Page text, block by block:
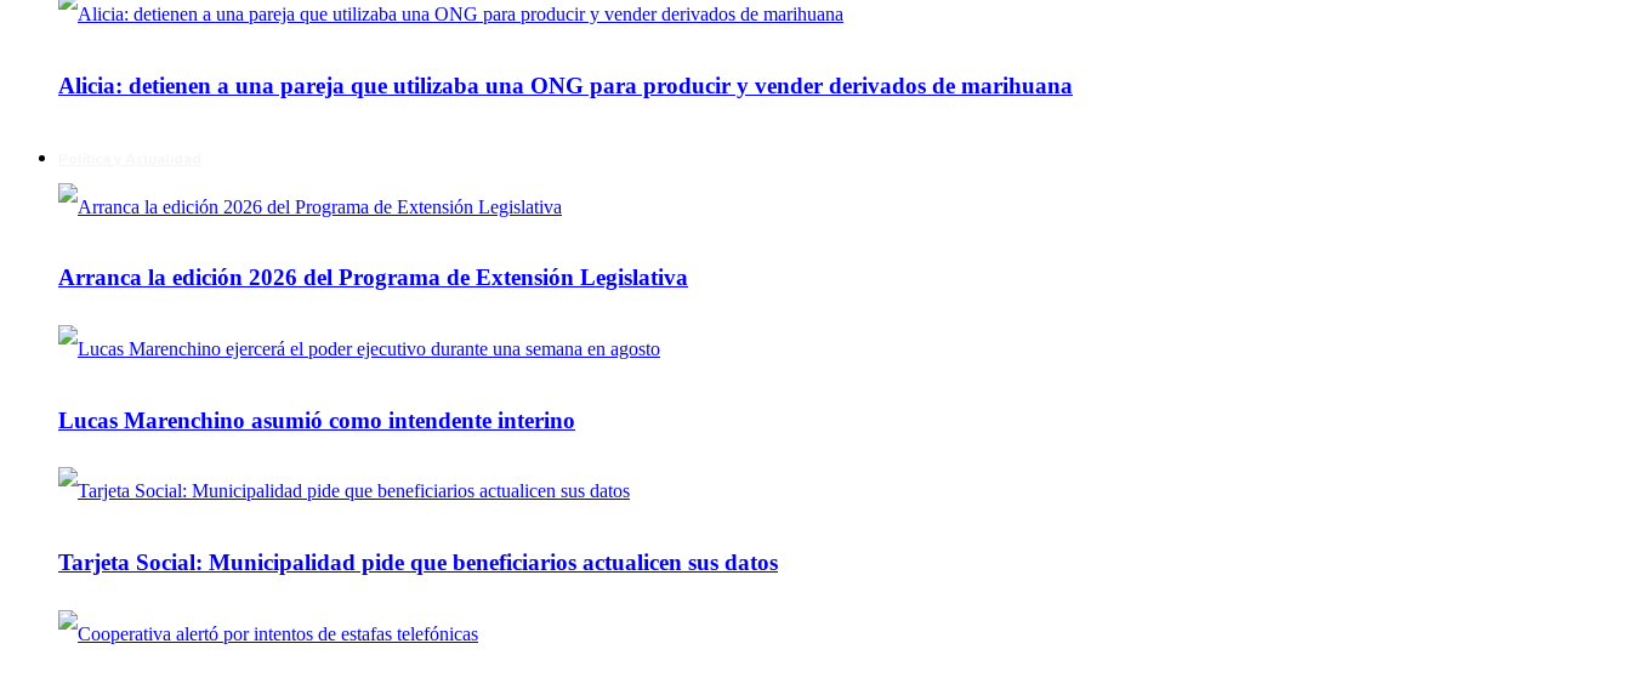
Alicia: detienen a una pareja que utilizaba una ONG para producir y vender derivados de marihuana
Arranca la edición 2026 del Programa de Extensión Legislativa
Lucas Marenchino asumió como intendente interino
Tarjeta Social: Municipalidad pide que beneficiarios actualicen sus datos